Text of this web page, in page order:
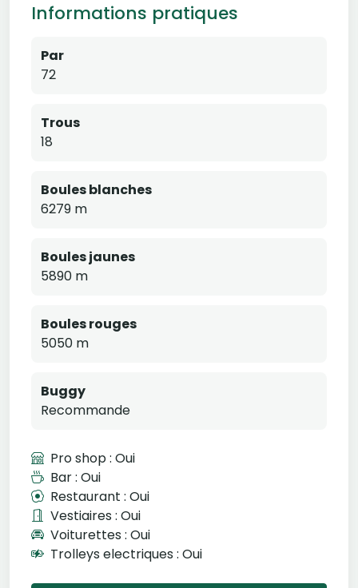
Informations pratiques
Par
72
Trous
18
Boules blanches
6279 m
Boules jaunes
5890 m
Boules rouges
5050 m
Buggy
Recommande
Pro shop : Oui
Bar : Oui
Restaurant : Oui
Vestiaires : Oui
Voiturettes : Oui
Trolleys electriques : Oui